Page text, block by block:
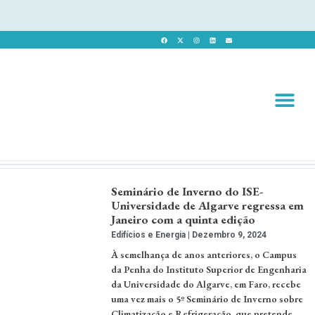
Seminário de Inverno do ISE-
Universidade de Algarve regressa em
Janeiro com a quinta edição
Edifícios e Energia Dezembro 9, 2024
À semelhança de anos anteriores, o Campus
da Penha do Instituto Superior de Engenharia
da Universidade do Algarve, em Faro, recebe
uma vez mais o 5º Seminário de Inverno sobre